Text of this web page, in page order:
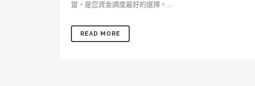
當，是您資金調度最好的選擇。...
READ MORE